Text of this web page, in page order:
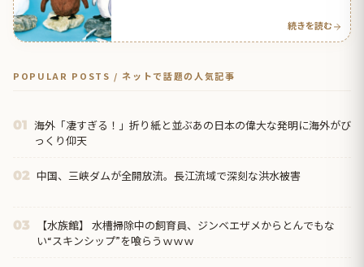
続きを読む
POPULAR POSTS / ネットで話題の人気記事
01 海外「凄すぎる！」折り紙と並ぶあの日本の偉大な発明に海外がび
っくり仰天
02 中国、三峡ダムが全開放流。長江流域で深刻な洪水被害
03
【水族館】 水槽掃除中の飼育員、ジンベエザメからとんでもな
い“スキンシップ”を喰らうｗｗｗ